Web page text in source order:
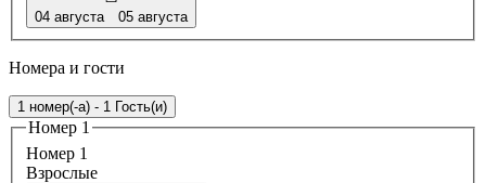
04 августа 05 августа
Номера и гости
1 номер(-а) - 1 Гость(и)
Номер 1
Номер 1
Bзрослые